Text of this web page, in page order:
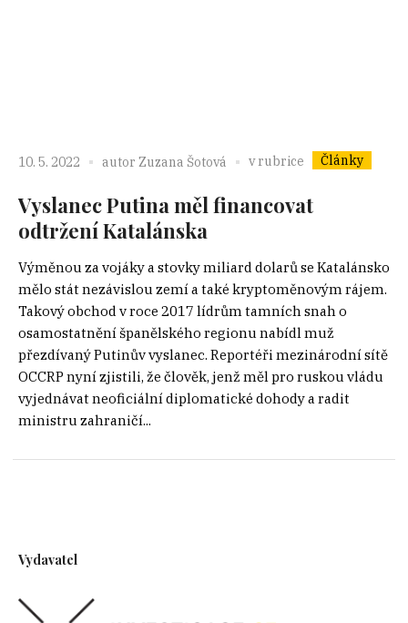
10. 5. 2022 autor Zuzana Šotová v rubrice Články
Vyslanec Putina měl financovat
odtržení Katalánska
Výměnou za vojáky a stovky miliard dolarů se Katalánsko
mělo stát nezávislou zemí a také kryptoměnovým rájem.
Takový obchod v roce 2017 lídrům tamních snah o
osamostatnění španělského regionu nabídl muž
přezdívaný Putinův vyslanec. Reportéři mezinárodní sítě
OCCRP nyní zjistili, že člověk, jenž měl pro ruskou vládu
vyjednávat neoficiální diplomatické dohody a radit
ministru zahraničí...
Vydavatel